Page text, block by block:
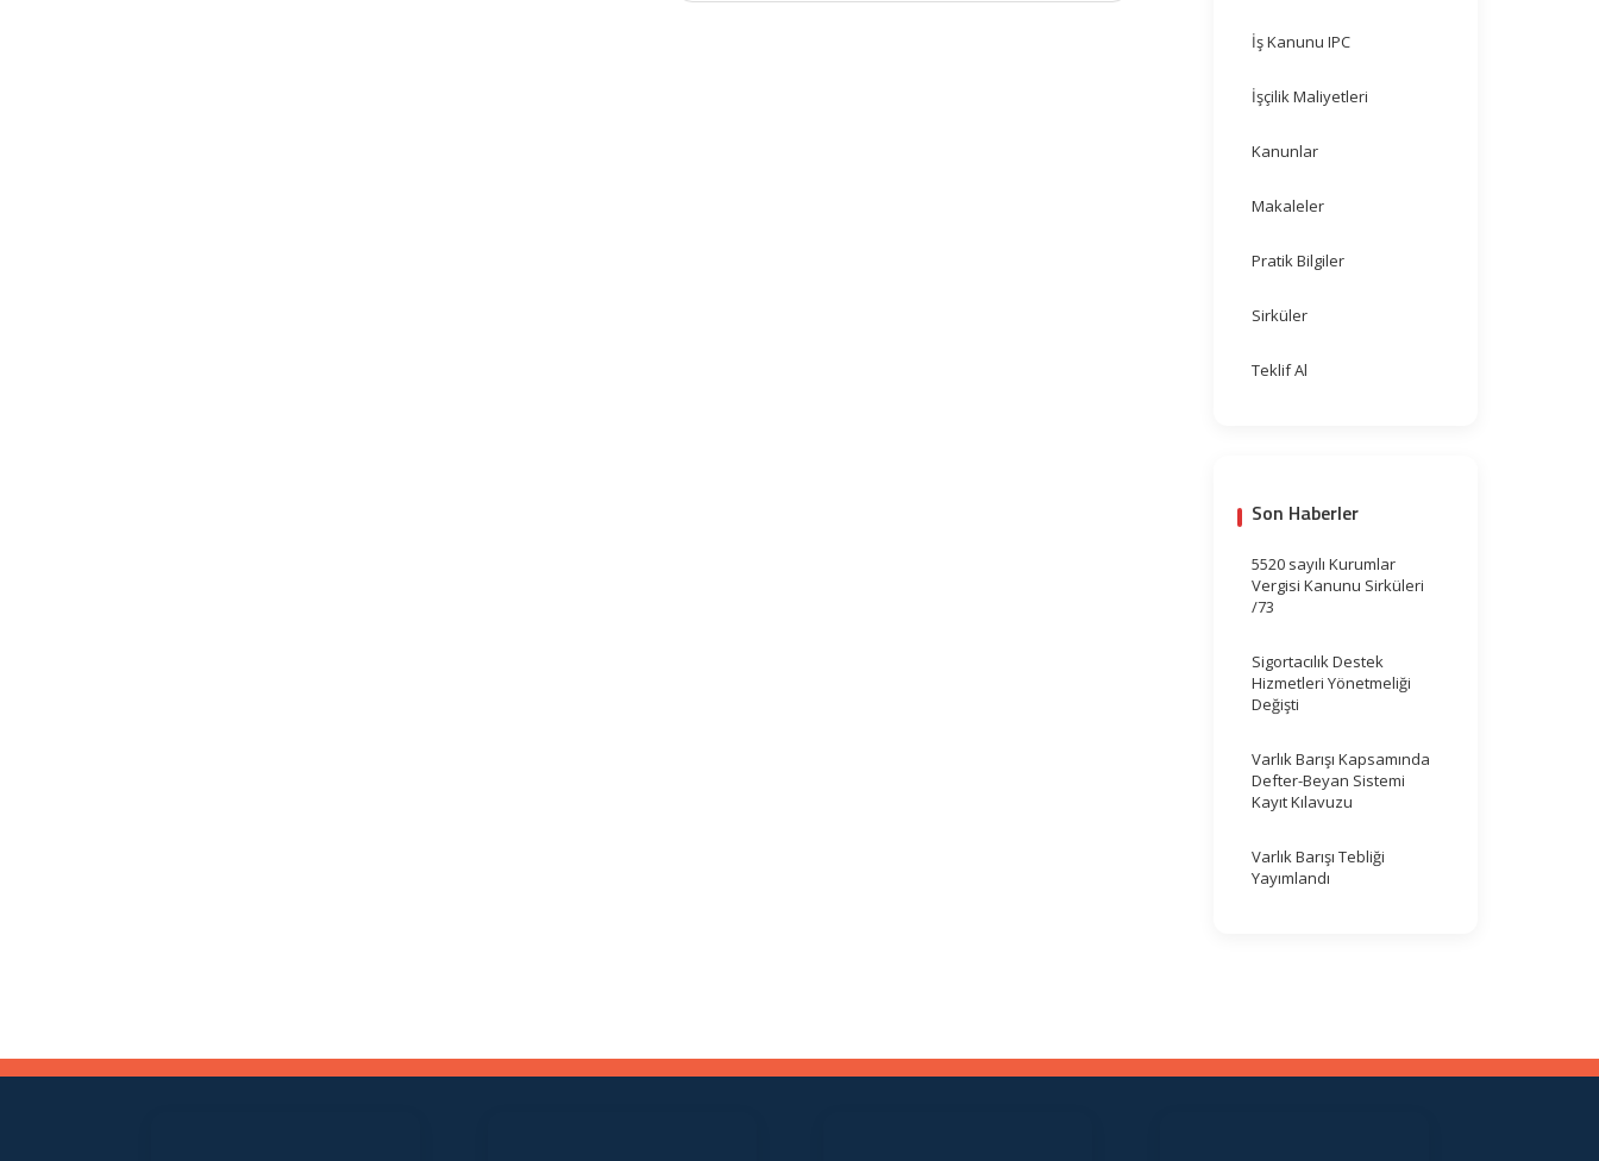
İş Kanunu IPC
İşçilik Maliyetleri
Kanunlar
Makaleler
Pratik Bilgiler
Sirküler
Teklif Al
Son Haberler
5520 sayılı Kurumlar
Vergisi Kanunu Sirküleri
/73
Sigortacılık Destek
Hizmetleri Yönetmeliği
Değişti
Varlık Barışı Kapsamında
Defter-Beyan Sistemi
Kayıt Kılavuzu
Varlık Barışı Tebliği
Yayımlandı